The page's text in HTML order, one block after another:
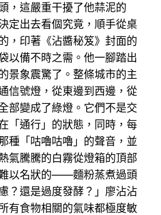
，這嚴重干擾了他蒜泥的
定出去看個究竟，順手從桌
，印著《沾醬秘笈》封面的
以備不時之需。他一腳踏出
景象震驚了。整條城市的主
信號燈，從東邊到西邊，從
部變成了綠燈。它們不是交
「通行」的狀態，同時，每
種「咕嚕咕嚕」的聲音，並
氣騰騰的白霧從燈箱的頂部
以名狀的——麵粉蒸煮過頭
？還是過度發酵？」廖沾沾
有食物相關的氣味都極度敏